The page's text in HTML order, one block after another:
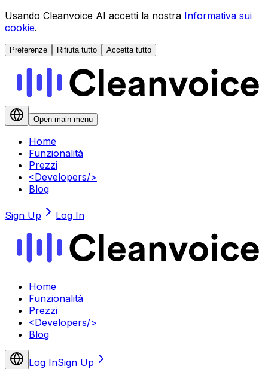
Usando Cleanvoice AI accetti la nostra Informativa sui
cookie.
Preferenze Rifiuta tutto Accetta tutto
Open main menu
Home
Funzionalità
Prezzi
<Developers/>
Blog
Sign Up Log In
Home
Funzionalità
Prezzi
<Developers/>
Blog
Log InSign Up